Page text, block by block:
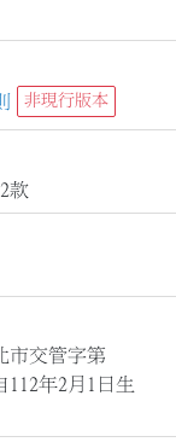
非現行版本
款
市交管字第
112年2月1日生